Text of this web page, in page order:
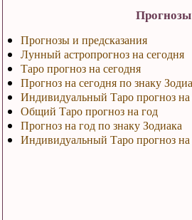
Прогнозы
Прогнозы и предсказания
Лунный астропрогноз на сегодня
Таро прогноз на сегодня
Прогноз на сегодня по знаку
Индивидуальный Таро прогноз на
Общий Таро прогноз на год
Прогноз на год по знаку Зодиака
Индивидуальный Таро прогноз на